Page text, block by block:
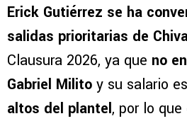
Erick Gutiérrez se ha
salidas prioritarias de
Clausura 2026, ya que no
Gabriel Milito y su salario es
altos del plantel, por lo